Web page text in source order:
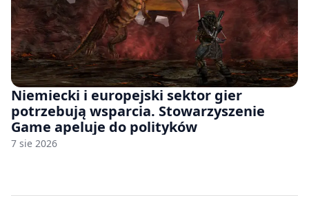
Niemiecki i europejski sektor gier
potrzebują wsparcia. Stowarzyszenie
Game apeluje do polityków
7 sie 2026